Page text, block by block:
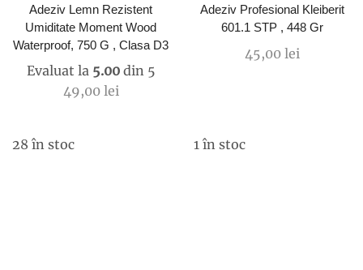
Adeziv Lemn Rezistent
Umiditate Moment Wood
Waterproof, 750 G , Clasa D3
Evaluat la 5.00din 5
49,00 lei
Adeziv Profesional Kleiberit
601.1 STP , 448 Gr
45,00 lei
28 în stoc 1 în stoc